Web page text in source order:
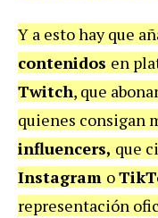
Y a esto hay que
contenidos en
Twitch, que
quienes consigan
influencers, que
Instagram o
representación